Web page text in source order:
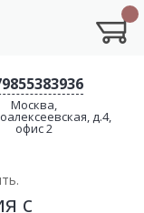
Москва,
д.4,
офис 2
с